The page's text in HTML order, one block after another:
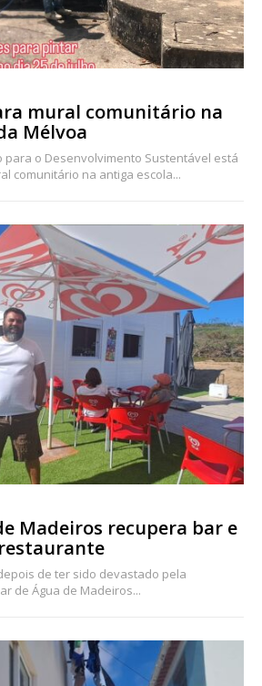
mural comunitário na
Mélvoa
para o Desenvolvimento Sustentável está
comunitário na antiga escola...
Madeiros recupera bar e
de ter sido devastado pela
de Água de Madeiros...